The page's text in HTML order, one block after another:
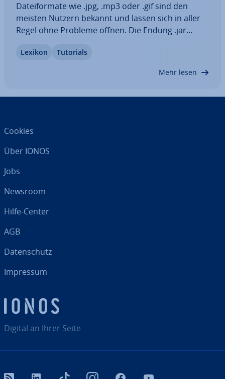
Da­tei­for­ma­te wie .jpg, .mp3 oder .gif sind den
meisten Nutzern bekannt und lassen sich in aller
Regel ohne Probleme öffnen. Die Endung .jar
benötigen spezielle Programme zum Ausführen.
Lexikon Tutorials
Mehr lesen
Digital an Ihrer Seite
Cookies
Über IONOS
Jobs
Newsroom
Hilfe-Center
AGB
Da­ten­schutz
Impressum
RSS LinkedIn tiktok InstagramFacebook